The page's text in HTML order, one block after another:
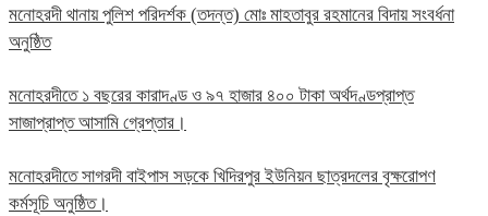
মনোহরদী থানায় পুলিশ পরিদর্শক (তদন্ত) মোঃ মাহতাবুর রহমানের বিদায় সংবর্ধনা
অনুষ্ঠিত
মনোহরদীতে ১ বছরের কারাদণ্ড ও ৯৭ হাজার ৪০০ টাকা অর্থদণ্ডপ্রাপ্ত
সাজাপ্রাপ্ত আসামি গ্রেপ্তার।
মনোহরদীতে সাগরদী বাইপাস সড়কে খিদিরপুর ইউনিয়ন ছাত্রদলের বৃক্ষরোপণ
কর্মসূচি অনুষ্ঠিত।